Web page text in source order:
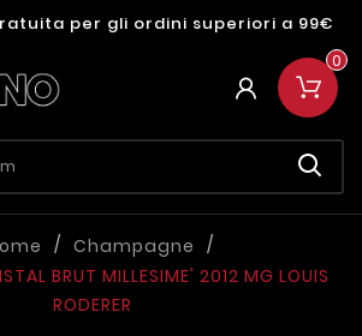
per gli ordini superiori a 99€
0
Champagne
BRUT MILLESIME' 2012 MG LOUIS
RODERER